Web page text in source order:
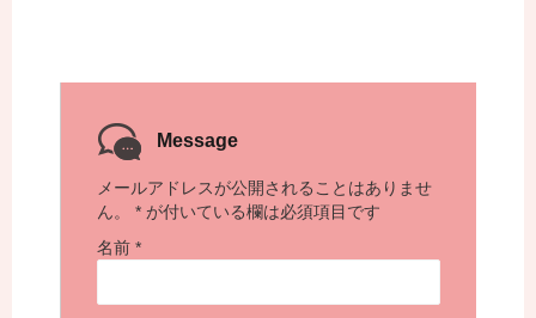
Message
メールアドレスが公開されることはありませ
ん。
* が付いている欄は必須項目です
名前 *